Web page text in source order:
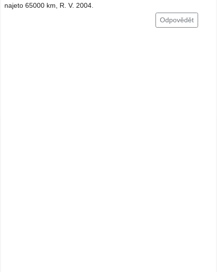
najeto 65000 km, R. V. 2004.
Odpovědět